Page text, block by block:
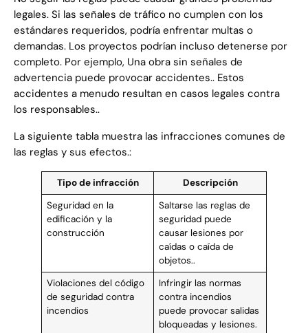
legales. Si las señales de tráfico no cumplen con los
estándares requeridos, podría enfrentar multas o
demandas. Los proyectos podrían incluso detenerse por
completo. Por ejemplo, Una obra sin señales de
advertencia puede provocar accidentes.. Estos
accidentes a menudo resultan en casos legales contra
los responsables..
La siguiente tabla muestra las infracciones comunes de
las reglas y sus efectos.:
Tipo de infracción
Descripción
Seguridad en la
edificación y la
construcción
Saltarse las reglas de
seguridad puede
causar lesiones por
caídas o caída de
objetos..
Violaciones del código
de seguridad contra
incendios
Infringir las normas
contra incendios
puede provocar salidas
bloqueadas y lesiones.